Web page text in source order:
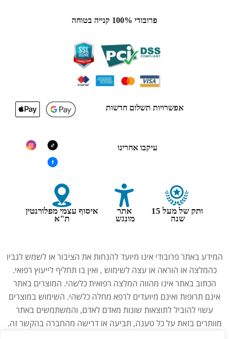
פרובודי 100% קנייה בטוחה
אפשרויות תשלום חדשות
עיקבו אחרינו
ותק של מעל 15
שנה
אתר
מונגש
איסוף עצמי מפלורנטין
ת"א
המידע באתר פרובודי אינו מיועד להנחות את הציבור או לשמש לגביו
כהמלצה או הוראה או עצה לשימוש , ואין בו תחליף לייעוץ רפואי.
הכתוב באתר אינו מהווה המלצה רפואית כלשהי. המוצרים באתר
אינם תרופות ואינם מיועדים לרפא מחלה כלשהי. השימוש במוצרים
עשוי להוביל לתוצאות שונות מאדם לאדם, והמשתמשים באתר
מוותרים בזאת על כל טענה, תביעה או דרישה מהחברה בהקשר זה.